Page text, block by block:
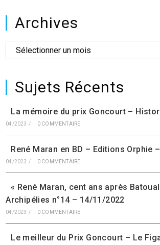
Archives
Sujets Récents
La mémoire du prix Goncourt –
04/2023 / 0 COMMENTAIRE
René Maran en BD – Editions Orphie
04/2023 / 0 COMMENTAIRE
« René Maran, cent ans après
Archipélies n°14 – 14/11/2022
04/2023 / 0 COMMENTAIRE
Le meilleur du Prix Goncourt – Le